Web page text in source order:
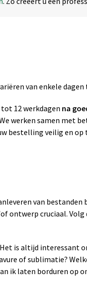
van enkele
12 werkdagen na
werken samen met
bestelling veilig en op
van
ontwerp cruciaal.
is altijd interessant
of sublimatie?
ik laten borduren op